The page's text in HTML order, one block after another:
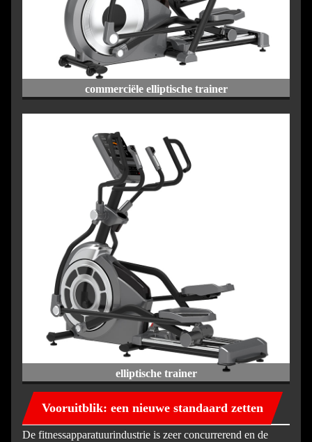
commerciële elliptische trainer
elliptische trainer
Vooruitblik: een nieuwe standaard zetten
De fitnessapparatuurindustrie is zeer concurrerend en de